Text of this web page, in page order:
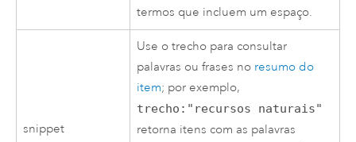
termos que incluem um espaço.
snippet
Use o trecho para consultar
palavras ou frases no resumo do
item; por exemplo,
trecho:"recursos naturais"
retorna itens com as palavras